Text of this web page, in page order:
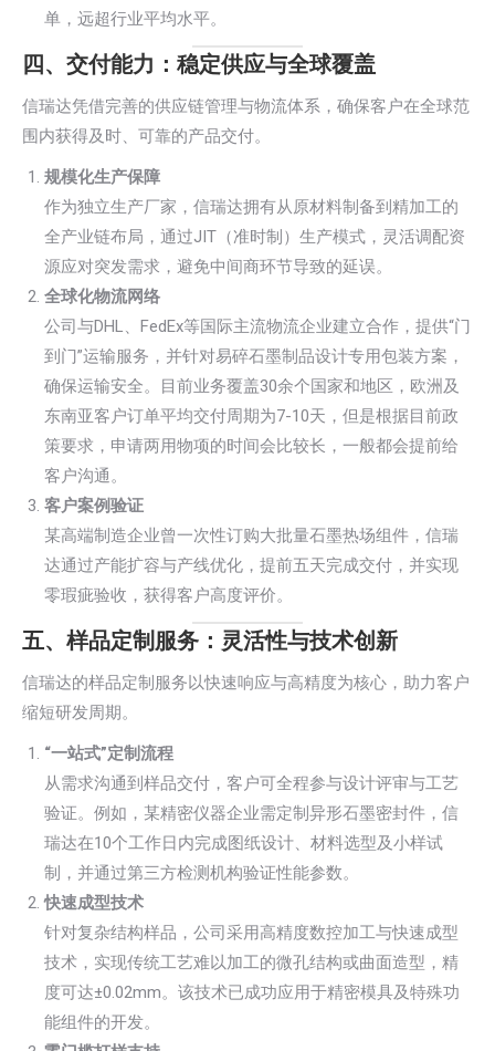
单，远超行业平均水平。
四、交付能力：稳定供应与全球覆盖
信瑞达凭借完善的供应链管理与物流体系，确保客户在全球范
围内获得及时、可靠的产品交付。
规模化生产保障
作为独立生产厂家，信瑞达拥有从原材料制备到精加工的
全产业链布局，通过JIT（准时制）生产模式，灵活调配资
源应对突发需求，避免中间商环节导致的延误。
全球化物流网络
公司与DHL、FedEx等国际主流物流企业建立合作，提供“门
到门”运输服务，并针对易碎石墨制品设计专用包装方案，
确保运输安全。目前业务覆盖30余个国家和地区，欧洲及
东南亚客户订单平均交付周期为7-10天，但是根据目前政
策要求，申请两用物项的时间会比较长，一般都会提前给
客户沟通。
客户案例验证
某高端制造企业曾一次性订购大批量石墨热场组件，信瑞
达通过产能扩容与产线优化，提前五天完成交付，并实现
零瑕疵验收，获得客户高度评价。
五、样品定制服务：灵活性与技术创新
信瑞达的样品定制服务以快速响应与高精度为核心，助力客户
缩短研发周期。
“一站式”定制流程
从需求沟通到样品交付，客户可全程参与设计评审与工艺
验证。例如，某精密仪器企业需定制异形石墨密封件，信
瑞达在10个工作日内完成图纸设计、材料选型及小样试
制，并通过第三方检测机构验证性能参数。
快速成型技术
针对复杂结构样品，公司采用高精度数控加工与快速成型
技术，实现传统工艺难以加工的微孔结构或曲面造型，精
度可达±0.02mm。该技术已成功应用于精密模具及特殊功
能组件的开发。